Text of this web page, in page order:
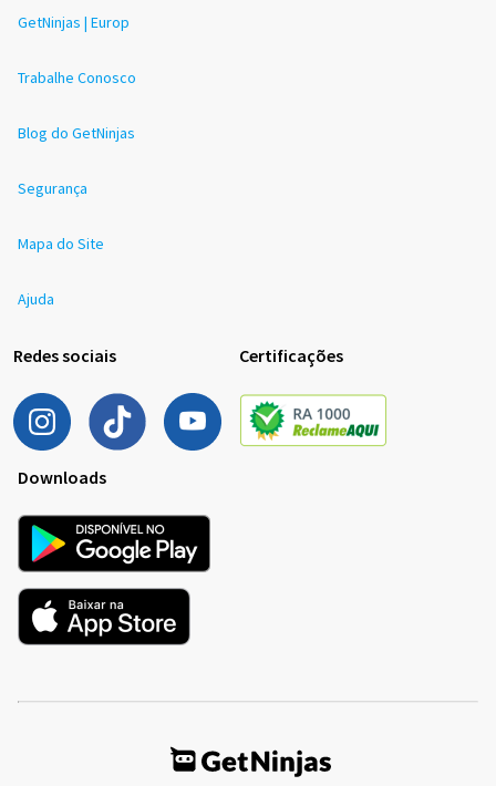
GetNinjas | Europ
Trabalhe Conosco
Blog do GetNinjas
Segurança
Mapa do Site
Ajuda
Redes sociais Certificações
Downloads